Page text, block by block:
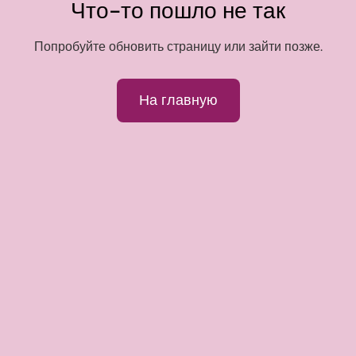
Что-то пошло не так
Попробуйте обновить страницу или зайти позже.
На главную